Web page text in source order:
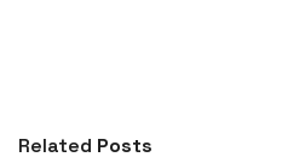
Related Posts